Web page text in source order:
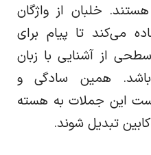
خلبان از واژگان
می‌کند تا پیام برای
از آشنایی با زبان
همین سادگی و
این جملات به هسته
تبدیل شوند.